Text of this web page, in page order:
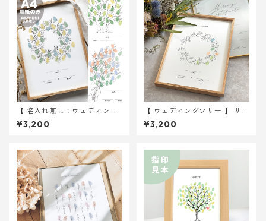
【 名入れ無し：ウェディング
ツリー 】 A4サイズ 用紙のみ
｜ 結婚式 ウェディング
¥3,200
【 ウェディングツリー 】 リー
ス A4サイズ 用紙のみ ｜ 結婚
式 ウェディング
¥3,200